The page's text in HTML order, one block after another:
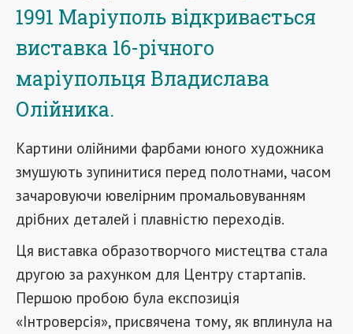
1991 Маріуполь відкривається
виставка 16-річного
маріупольця Владислава
Олійника.
Картини олійними фарбами юного художника
змушують зупинитися перед полотнами, часом
зачаровуючи ювелірним промальовуванням
дрібних деталей і плавністю переходів.
Ця виставка образотворчого мистецтва стала
другою за рахунком для Центру стартапів.
Першою пробою була експозиція
«Інтроверсія», присвячена тому, як вплинула на